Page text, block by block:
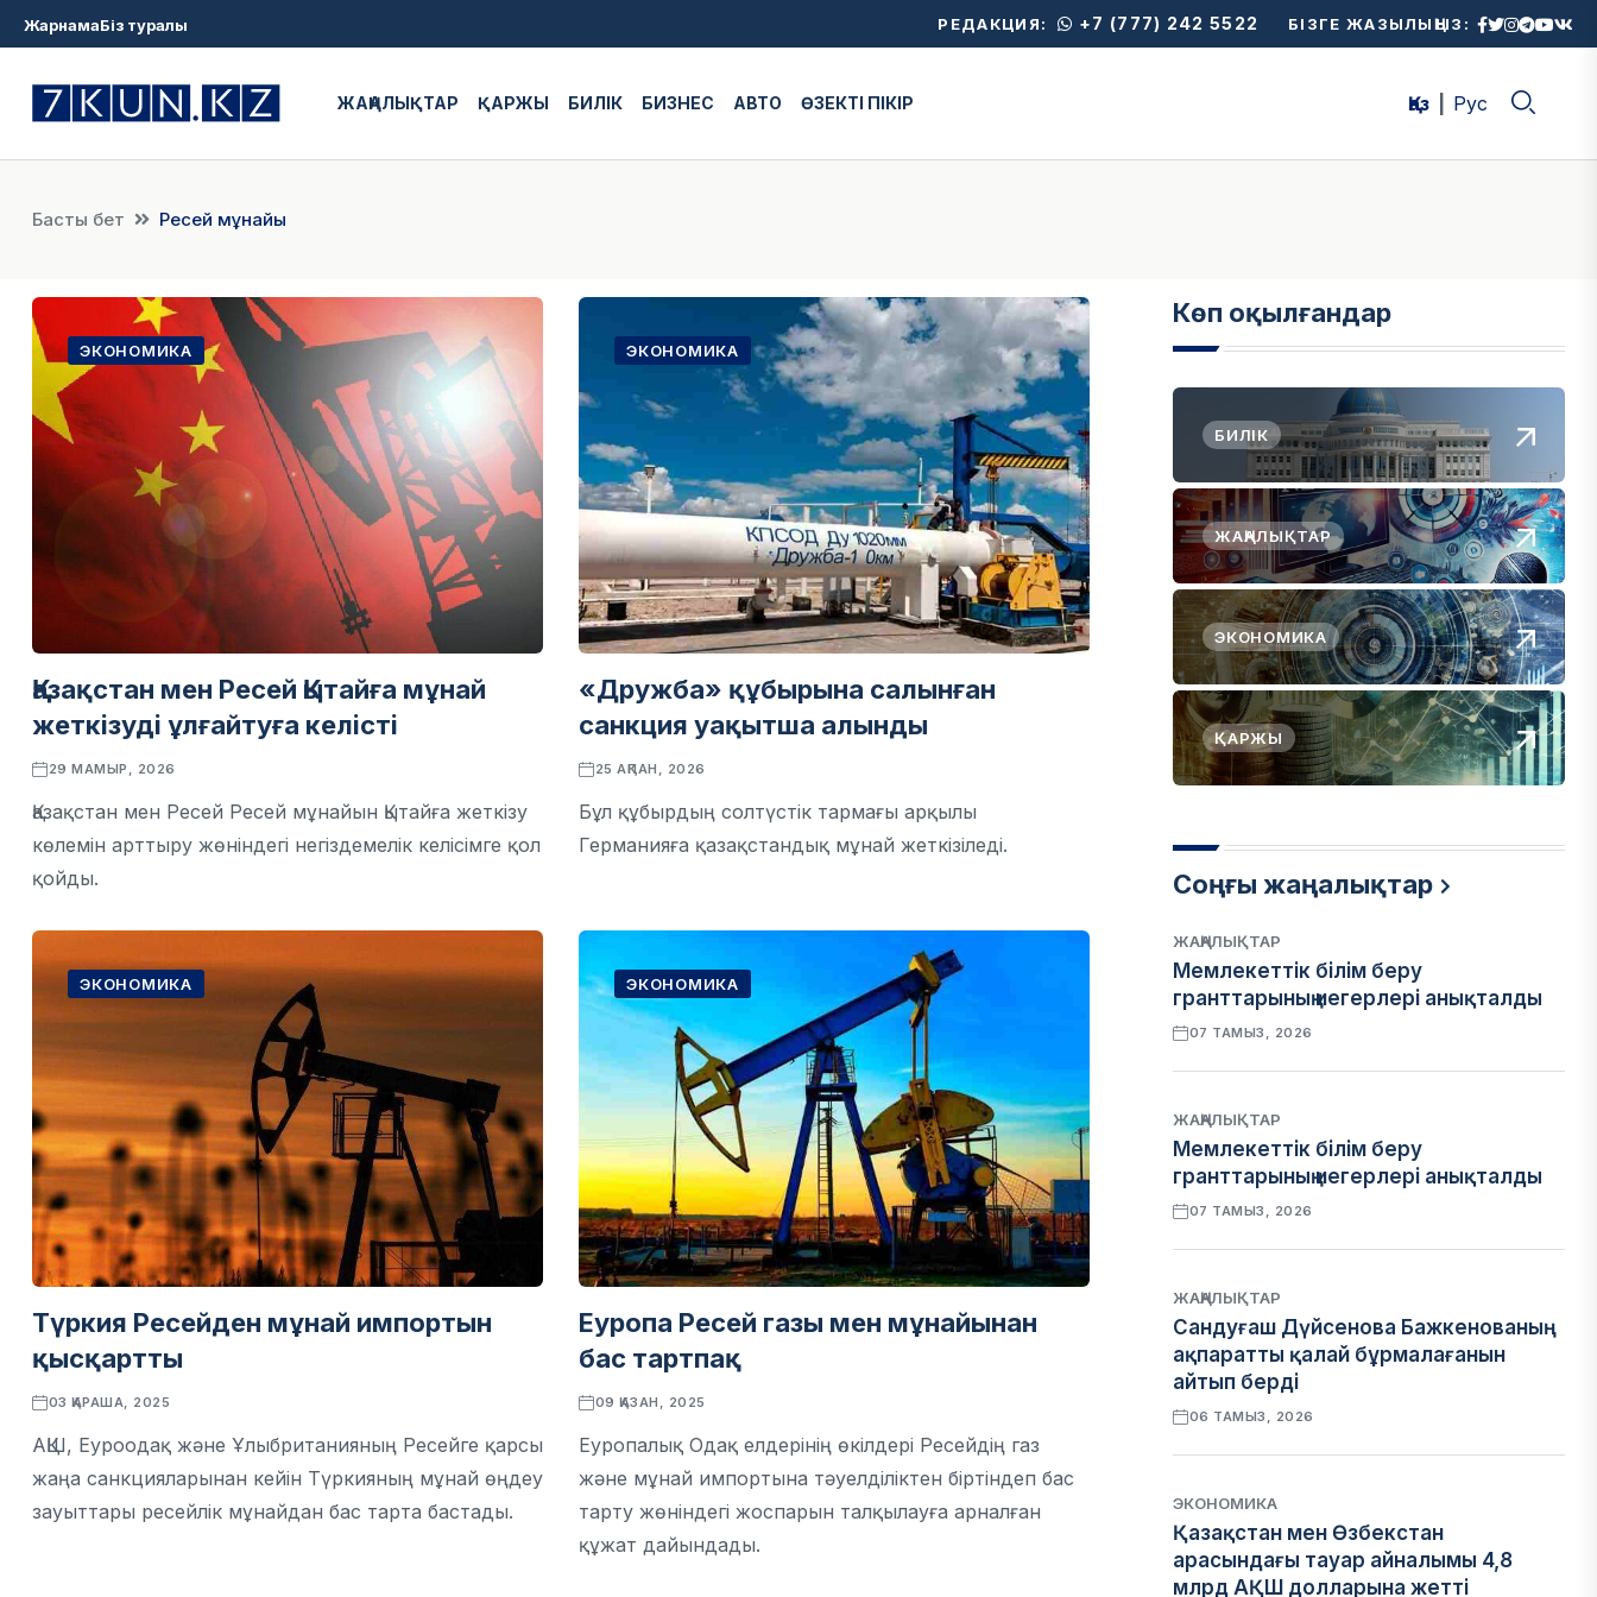
ЖарнамаБіз туралы РЕДАКЦИЯ: +7 (777) 242 5522 БІЗГЕ ЖАЗЫЛЫҢЫЗ:
ЖАҢАЛЫҚТАР ҚАРЖЫ БИЛІК БИЗНЕС АВТО ӨЗЕКТІ ПІКІР Қаз Рус
Басты бет Ресей мұнайы
ЭКОНОМИКА
Қазақстан мен Ресей Қытайға мұнай
жеткізуді ұлғайтуға келісті
29 МАМЫР, 2026
Қазақстан мен Ресей Ресей мұнайын Қытайға жеткізу
көлемін арттыру жөніндегі негіздемелік келісімге қол
қойды.
ЭКОНОМИКА
«Дружба» құбырына салынған
санкция уақытша алынды
25 АҚПАН, 2026
Бұл құбырдың солтүстік тармағы арқылы
Германияға қазақстандық мұнай жеткізіледі.
ЭКОНОМИКА
Түркия Ресейден мұнай импортын
қысқартты
03 ҚАРАША, 2025
АҚШ, Еуроодақ және Ұлыбританияның Ресейге қарсы
жаңа санкцияларынан кейін Түркияның мұнай өңдеу
зауыттары ресейлік мұнайдан бас тарта бастады.
ЭКОНОМИКА
Еуропа Ресей газы мен мұнайынан
бас тартпақ
09 ҚАЗАН, 2025
Еуропалық Одақ елдерінің өкілдері Ресейдің газ
және мұнай импортына тәуелділіктен біртіндеп бас
тарту жөніндегі жоспарын талқылауға арналған
құжат дайындады.
Көп оқылғандар
БИЛІК
ЖАҢАЛЫҚТАР
ЭКОНОМИКА
ҚАРЖЫ
Соңғы жаңалықтар
ЖАҢАЛЫҚТАР
Мемлекеттік білім беру
гранттарының иегерлері анықталды
07 ТАМЫЗ, 2026
ЖАҢАЛЫҚТАР
Мемлекеттік білім беру
гранттарының иегерлері анықталды
07 ТАМЫЗ, 2026
ЖАҢАЛЫҚТАР
Сандуғаш Дүйсенова Бажкенованың
ақпаратты қалай бұрмалағанын
айтып берді
06 ТАМЫЗ, 2026
ЭКОНОМИКА
Қазақстан мен Өзбекстан
арасындағы тауар айналымы 4,8
млрд АҚШ долларына жетті